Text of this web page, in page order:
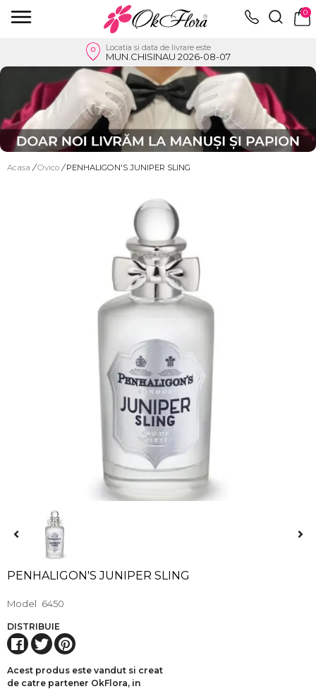
0
Locatia si data de livrare este
MUN.CHISINAU 2026-08-07
Acasa / Ovico / PENHALIGON'S JUNIPER SLING
PENHALIGON'S JUNIPER SLING
Model 6450
DISTRIBUIE
Acest produs este vandut si creat
de catre partener OkFlora, in